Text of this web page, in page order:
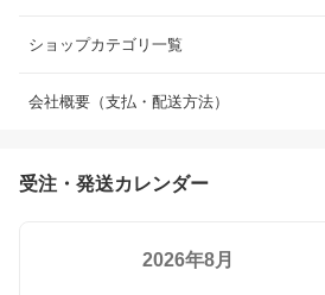
ショップカテゴリ一覧
会社概要（支払・配送方法）
受注・発送カレンダー
2026年8月